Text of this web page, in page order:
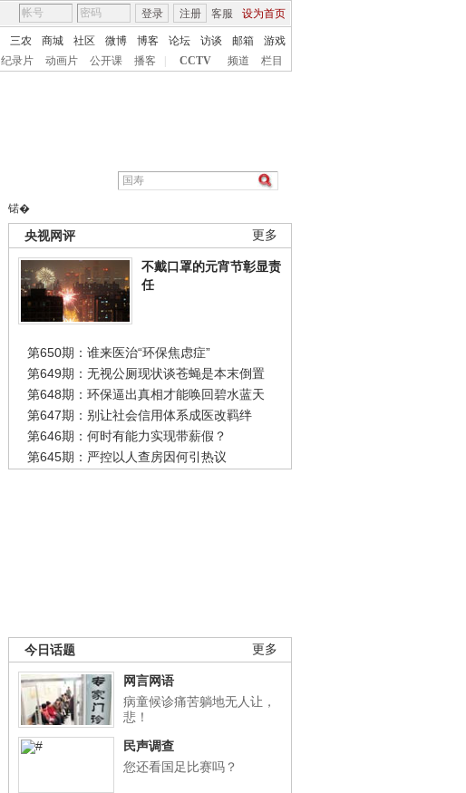
客服 设为首页
登录 注册
三农 商城 社区 微博 博客 论坛 访谈 邮箱
游戏
纪录片 动画片 公开课 播客 CCTV 频道 栏目
锘�
更多
央视网评
不戴口罩的元宵节彰显责
任
第650期：谁来医治“环保焦虑症”
第649期：无视公厕现状谈苍蝇是本末倒置
第648期：环保逼出真相才能唤回碧水蓝天
第647期：别让社会信用体系成医改羁绊
第646期：何时有能力实现带薪假？
第645期：严控以人查房因何引热议
更多
今日话题
网言网语
病童候诊痛苦躺地无人让，
悲！
民声调查
您还看国足比赛吗？